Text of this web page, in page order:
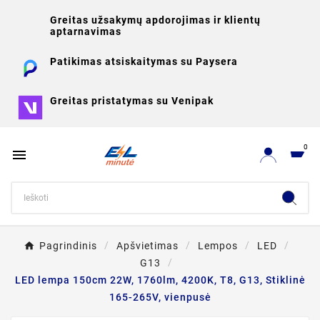
Greitas užsakymų apdorojimas ir klientų
aptarnavimas
Patikimas atsiskaitymas su Paysera
Greitas pristatymas su Venipak
 0
Pagrindinis Apšvietimas Lempos
LED
G13
LED lempa 150cm 22W, 1760lm, 4200K, T8, G13, Stiklinė
165-265V, vienpusė